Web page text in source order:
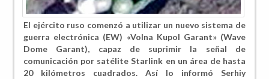
El ejército ruso comenzó a utilizar un nuevo sistema de
guerra electrónica (EW) «Volna Kupol Garant» (Wave
Dome Garant), capaz de suprimir la señal de
comunicación por satélite Starlink en un área de hasta
20 kilómetros cuadrados. Así lo informó Serhiy